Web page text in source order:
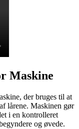
Maskine
der bruges til at
lårene. Maskinen gør
i en kontrolleret
og øvede.